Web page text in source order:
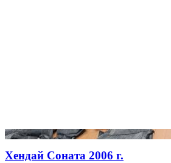
Хендай Соната 2006 г.